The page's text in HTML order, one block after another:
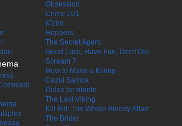
Obsession
Crime 101
Kîzîm
Hoppers
The Secret Agent
Good Luck, Have Fun, Don't Die
Scream 7
How to Make a Killing
Cazul Samca
Dolce far niente
The Last Viking
Kill Bill: The Whole Bloody Affair
The Bride!